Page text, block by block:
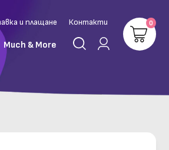
и плащане Контакти
Much & More
0